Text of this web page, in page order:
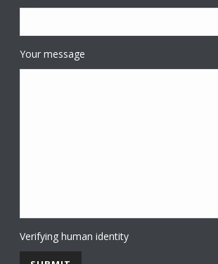
Your message
Verifying human identity